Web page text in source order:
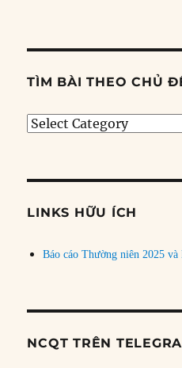
TÌM BÀI THEO CHỦ
Tìm
đề
LINKS HỮU ÍCH
Báo cáo Thường niên 2025
NCQT TRÊN